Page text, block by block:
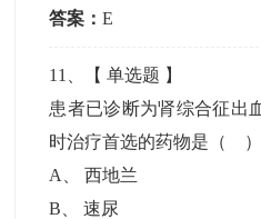
答案：E
11 、【单选题 】
患者已诊断为肾综合征出
时治疗首选的药物是（ ）
A
、西地兰
B 、速尿